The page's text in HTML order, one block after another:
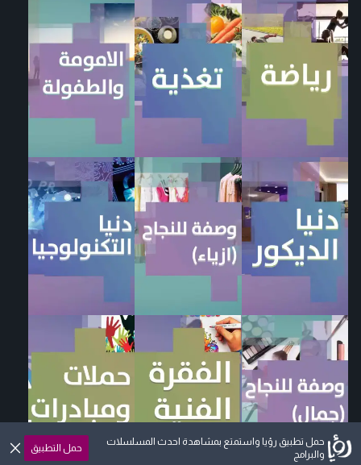
حمل تطبيق رؤيا واستمتع بمشاهدة احدث المسلسلات
والبرامج
حمل التطبيق